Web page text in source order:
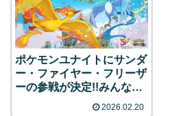
ポケモンユナイトにサンダ
ー・ファイヤー・フリーザ
ーの参戦が決定!!みんなの
2026.02.20